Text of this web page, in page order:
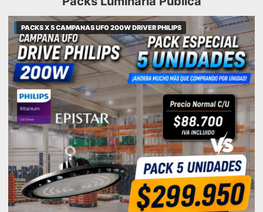
PACKS X 5 CAMPANAS UFO 200W DRIVER PHILIPS